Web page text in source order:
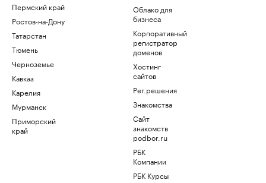
Пермский край
Ростов-на-Дону
Татарстан
Тюмень
Черноземье
Кавказ
Карелия
Мурманск
Приморский
край
Облако для
бизнеса
Корпоративный
регистратор
доменов
Хостинг
сайтов
Рег.решения
Знакомства
Сайт
знакомств
podbor.ru
РБК
Компании
РБК Курсы